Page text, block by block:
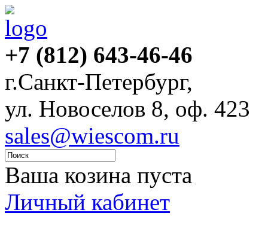
+7 (812) 643-46-46
г.Санкт-Петербург,
ул. Новоселов 8, оф. 423
sales@wiescom.ru
Ваша козина пуста
Личный кабинет